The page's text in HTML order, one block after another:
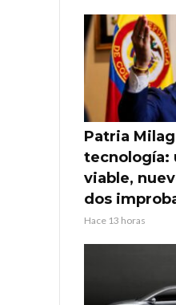
Patria
tecnología:
viable,
dos
Hace 13 horas